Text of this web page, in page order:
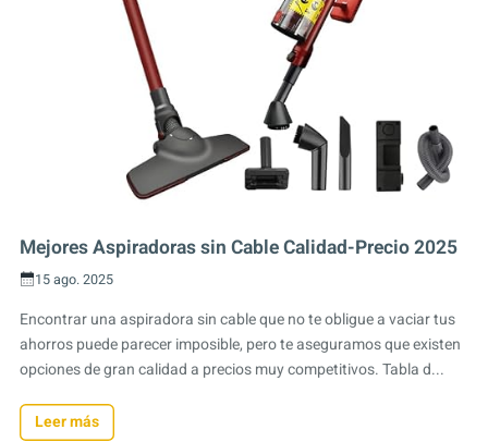
Mejores Aspiradoras sin Cable Calidad-Precio 2025
15 ago. 2025
Encontrar una aspiradora sin cable que no te obligue a vaciar tus
ahorros puede parecer imposible, pero te aseguramos que existen
opciones de gran calidad a precios muy competitivos. Tabla d...
Leer más